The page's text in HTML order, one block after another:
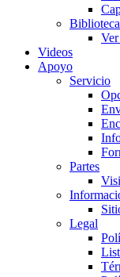
Videos
Apoyo
Servicio
Partes
Legal